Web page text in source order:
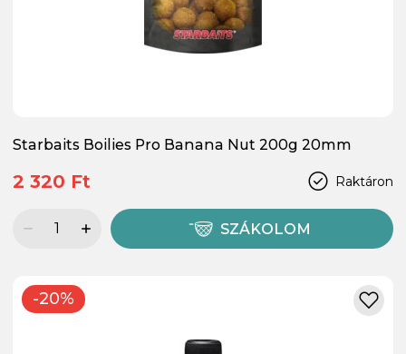
Starbaits Boilies Pro Banana Nut 200g 20mm
Raktáron
2 320 Ft
SZÁKOLOM
-20%